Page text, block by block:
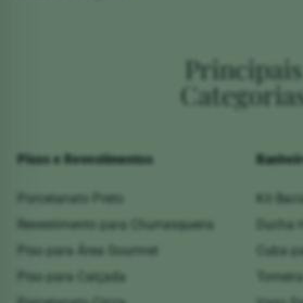
Principais
Pisos e Revestimentos
Porcelanato Preto
Revestimento para Churrasqueira
Piso para Área Gourmet
Piso para Calçada
Kit
Ducha
Cuba